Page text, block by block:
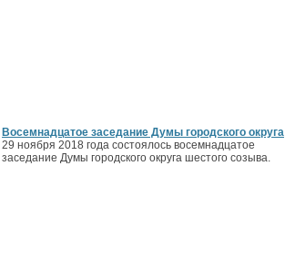
Восемнадцатое заседание Думы городского округа
29 ноября 2018 года состоялось восемнадцатое
заседание Думы городского округа шестого созыва.